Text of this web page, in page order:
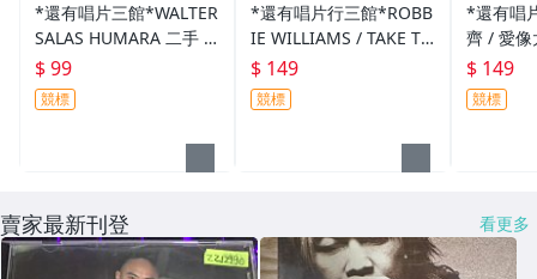
*還有唱片三館*WALTER
SALAS HUMARA 二手 Y
Y2590 (需競標)
$ 99
競標
*還有唱片行三館*ROBB
IE WILLIAMS / TAKE TH
E CROWN 全新 ZZ5889
(需競標)
$ 149
競標
*還有唱
齊 / 愛像
15376(
$ 149
競標
賣家最新刊登 看更多